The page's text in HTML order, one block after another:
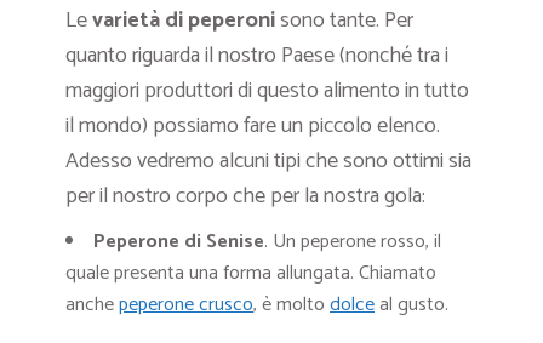
Levarietà di peperonisono tante. Per
quanto riguarda il nostro Paese (nonché tra i
maggiori produttori di questo alimento in tutto
il mondo) possiamo fare un piccolo elenco.
Adesso vedremo alcuni tipi che sono ottimi sia
per il nostro corpo che per la nostra gola:
Peperone di Senise. Un peperone rosso, il
quale presenta una forma allungata. Chiamato
anchepeperone crusco, è moltodolceal gusto.